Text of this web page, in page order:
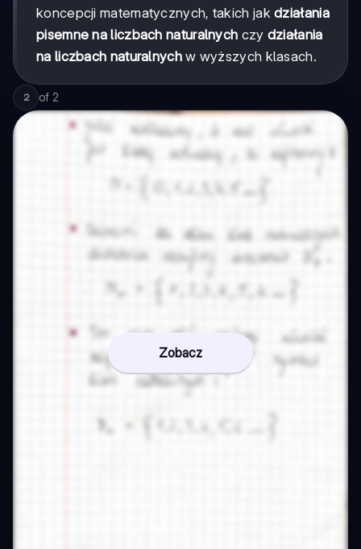
koncepcji matematycznych, takich jakdziałania
pisemne na liczbach naturalnych czy działania
na liczbach naturalnychw wyższych klasach.
2 of 2
Zobacz